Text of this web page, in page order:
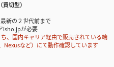
切型）
新の２世代前まで
isho.jpが必要
国内キャリア経由で販売されている端
Nexusなど）にて動作確認しています